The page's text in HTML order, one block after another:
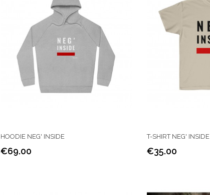
HOODIE NEG' INSIDE
Price
€69.00
T-SHIRT NEG' INSIDE
Price
€35.00